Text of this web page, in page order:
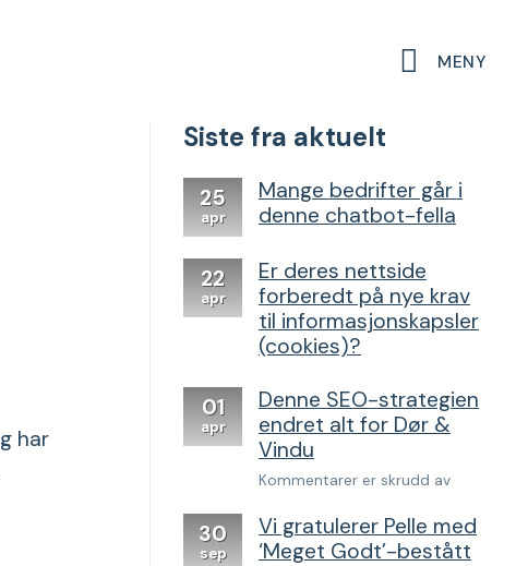
MENY
har
Siste fra aktuelt
25
apr
Mange bedrifter går i
denne chatbot-fella
22
apr
Er deres nettside
forberedt på nye krav
til informasjonskapsler
(cookies)?
01
apr
Denne SEO-strategien
endret alt for Dør &
Vindu
Kommentarer er skrudd avfor
SEO-
30
sep
Vi gratulerer Pelle med
‘Meget Godt’-bestått